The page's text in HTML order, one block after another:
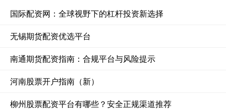
国际配资网：全球视野下的杠杆投资新选择
无锡期货配资优选平台
南通期货配资指南：合规平台与风险提示
河南股票开户指南（新）
柳州股票配资平台有哪些？安全正规渠道推荐